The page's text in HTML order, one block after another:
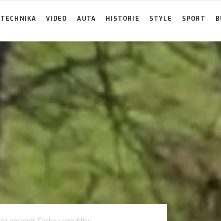
TECHNIKA VIDEO AUTA HISTORIE STYLE SPORT